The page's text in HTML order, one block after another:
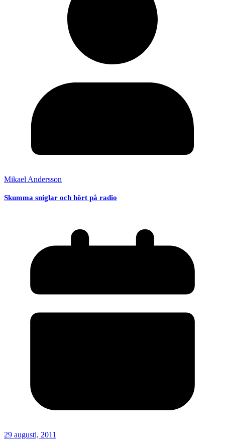
Mikael Andersson
Skumma sniglar och hört på radio
29 augusti, 2011